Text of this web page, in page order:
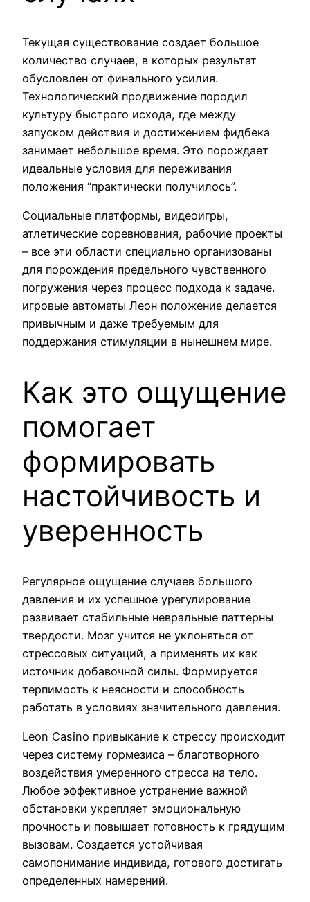
Текущая существование создает большое
количество случаев, в которых результат
обусловлен от финального усилия.
Технологический продвижение породил
культуру быстрого исхода, где между
запуском действия и достижением фидбека
занимает небольшое время. Это порождает
идеальные условия для переживания
положения “практически получилось”.
Социальные платформы, видеоигры,
атлетические соревнования, рабочие проекты
– все эти области специально организованы
для порождения предельного чувственного
погружения через процесс подхода к задаче.
игровые автоматы Леон положение делается
привычным и даже требуемым для
поддержания стимуляции в нынешнем мире.
Как это ощущение
помогает
формировать
настойчивость и
уверенность
Регулярное ощущение случаев большого
давления и их успешное урегулирование
развивает стабильные невральные паттерны
твердости. Мозг учится не уклоняться от
стрессовых ситуаций, а применять их как
источник добавочной силы. Формируется
терпимость к неясности и способность
работать в условиях значительного давления.
Leon Casino привыкание к стрессу происходит
через систему гормезиса – благотворного
воздействия умеренного стресса на тело.
Любое эффективное устранение важной
обстановки укрепляет эмоциональную
прочность и повышает готовность к грядущим
вызовам. Создается устойчивая
самопонимание индивида, готового достигать
определенных намерений.